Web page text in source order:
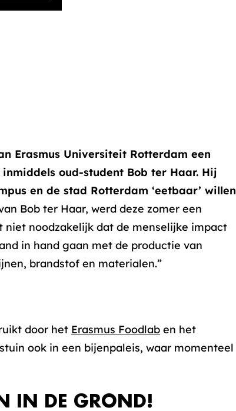
Erasmus Universiteit Rotterdam een
oud-student Bob ter Haar. Hij
en de stad Rotterdam ‘eetbaar’ willen
Bob ter Haar, werd deze zomer een
niet noodzakelijk dat de menselijke impact
in hand gaan met de productie van
brandstof en materialen.”
door het Erasmus Foodlab en het
ook in een bijenpaleis, waar momenteel
IN DE GROND!